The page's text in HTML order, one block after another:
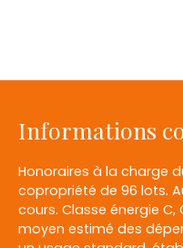
Informations
Honoraires à la charge
copropriété de 96 lots.
cours. Classe énergie
moyen estimé des